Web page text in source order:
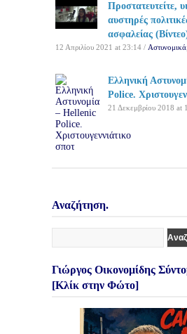
Προστατευτείτε,
αυστηρές
ασφαλείας
12 Απριλίου 2021 at 23:14 / Αστυνομικά
Ελληνική
Police.
21 Δεκεμβρίου 2018 at
Αναζήτηση.
Γιώργος Οικονομίδης
[Κλίκ στην Φώτο]